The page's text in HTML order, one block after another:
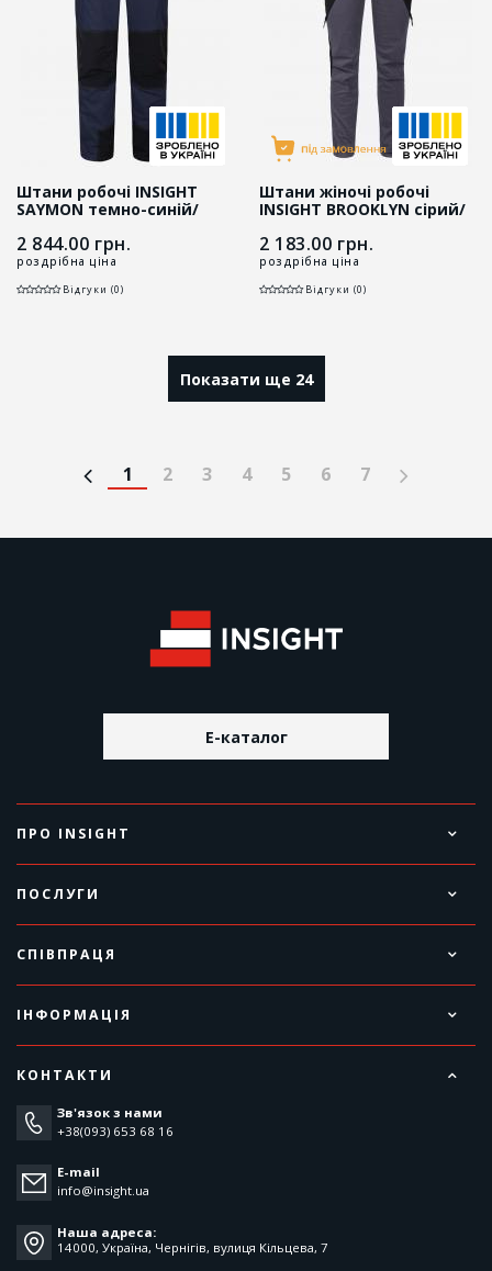
Штани робочі INSIGHT
SAYMON темно-синій/
2 844.00 грн.
роздрібна ціна
Відгуки (0)
Штани жіночі робочі
INSIGHT BROOKLYN сірий/
2 183.00 грн.
роздрібна ціна
Відгуки (0)
Показати ще 24
1 2 3 4 5 6 7
E-каталог
ПРО INSIGHT
ПОСЛУГИ
СПІВПРАЦЯ
ІНФОРМАЦІЯ
КОНТАКТИ
Зв'язок з нами
+38(093) 653 68 16
E-mail
info@insight.ua
Наша адреса:
14000, Україна, Чернігів, вулиця Кільцева, 7